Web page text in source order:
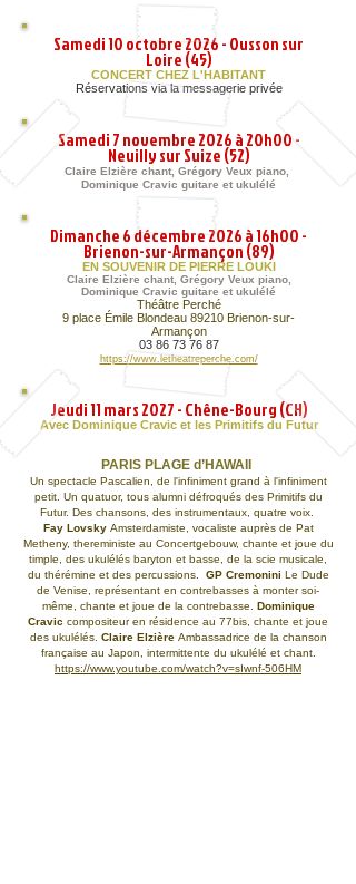
Samedi 10 octobre 2026 - Ousson sur
Loire (45)
CONCERT CHEZ L'HABITANT
Réservations via la messagerie privée
Samedi 7 novembre 2026 à 20h00 -
Neuilly sur Suize (52)
Claire Elzière chant, Grégory Veux piano,
Dominique Cravic guitare et ukulélé
Dimanche 6 décembre 2026 à 16h00 -
Brienon-sur-Armançon (89)
EN SOUVENIR DE PIERRE LOUKI
Claire Elzière chant, Grégory Veux piano,
Dominique Cravic guitare et ukulélé
Théâtre Perché
9 place Émile Blondeau 89210 Brienon-sur-
Armançon
03 86 73 76 87
https://www.letheatreperche.com/
Jeudi 11 mars 2027 - Chêne-Bourg (CH)
Avec Dominique Cravic et les Primitifs du Futur
PARIS PLAGE d’HAWAII
Un spectacle Pascalien, de l'infiniment grand à l'infiniment
petit. Un quatuor, tous alumni défroqués des Primitifs du
Futur. Des chansons, des instrumentaux, quatre voix.
Fay LovskyAmsterdamiste, vocaliste auprès de Pat
Metheny, thereministe au Concertgebouw, chante et joue du
timple, des ukulélés baryton et basse, de la scie musicale,
du thérémine et des percussions. GP Cremonini Le Dude
de Venise, représentant en contrebasses à monter soi-
même, chante et joue de la contrebasse. Dominique
Cravic compositeur en résidence au 77bis, chante et joue
des ukulélés. Claire ElzièreAmbassadrice de la chanson
française au Japon, intermittente du ukulélé et chant.
https://www.youtube.com/watch?v=sIwnf-506HM